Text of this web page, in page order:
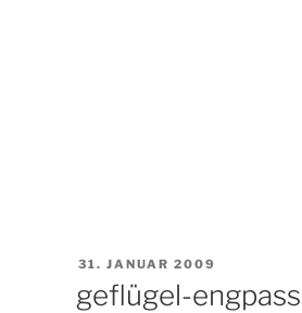
VERÖFFENTLICHT
31. JANUAR 2009
geflügel-engpass